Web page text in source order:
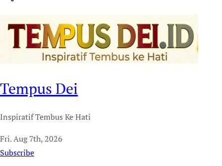
Tempus Dei
Inspiratif Tembus Ke Hati
Fri. Aug 7th, 2026
Subscribe